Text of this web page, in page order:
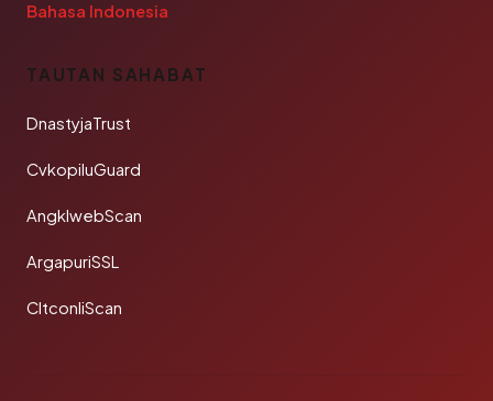
Bahasa Indonesia
TAUTAN SAHABAT
DnastyjaTrust
CvkopiluGuard
AngklwebScan
ArgapuriSSL
CltconliScan